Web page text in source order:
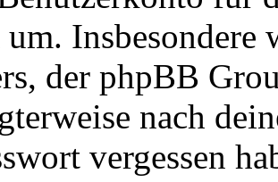
um.
der phpBB
nach
vergessen